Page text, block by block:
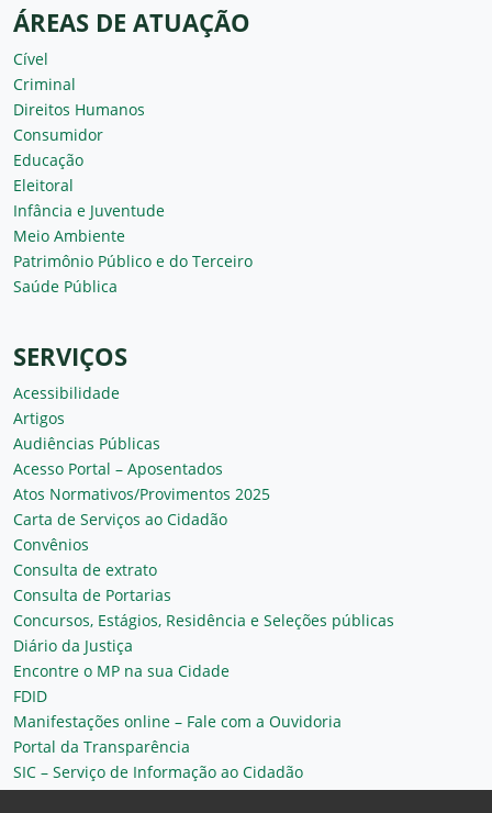
ÁREAS DE ATUAÇÃO
Cível
Criminal
Direitos Humanos
Consumidor
Educação
Eleitoral
Infância e Juventude
Meio Ambiente
Patrimônio Público e do Terceiro
Saúde Pública
SERVIÇOS
Acessibilidade
Artigos
Audiências Públicas
Acesso Portal – Aposentados
Atos Normativos/Provimentos 2025
Carta de Serviços ao Cidadão
Convênios
Consulta de extrato
Consulta de Portarias
Concursos, Estágios, Residência e Seleções públicas
Diário da Justiça
Encontre o MP na sua Cidade
FDID
Manifestações online – Fale com a Ouvidoria
Portal da Transparência
SIC – Serviço de Informação ao Cidadão
Plantão MP do Ceará